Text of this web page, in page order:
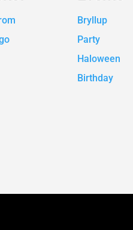
Bryllup
Party
Haloween
Birthday